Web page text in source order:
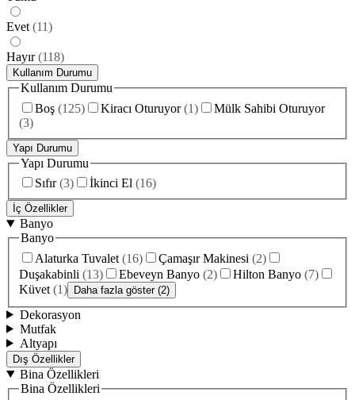
Evet (11)
Hayır (118)
Kullanım Durumu
Kullanım Durumu
Boş (125) Kiracı Oturuyor (1)
Mülk Sahibi Oturuyor
(3)
Yapı Durumu
Yapı Durumu
Sıfır (3) İkinci El (16)
İç Özellikler
Banyo
Banyo
Alaturka Tuvalet (16) Çamaşır Makinesi (2)
Duşakabinli (13) Ebeveyn Banyo (2) Hilton Banyo (7)
Küvet (1) Daha fazla göster (2)
Dekorasyon
Mutfak
Altyapı
Dış Özellikler
Bina Özellikleri
Bina Özellikleri